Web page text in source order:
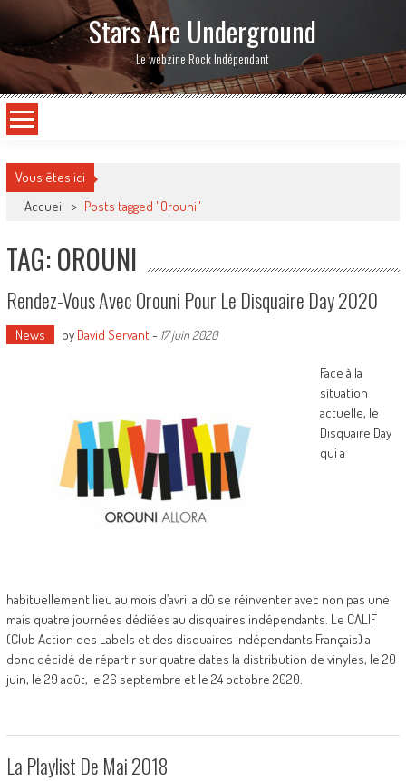
Stars Are Underground
Le webzine Rock Indépendant
Vous êtes ici
Accueil > Posts tagged "Orouni"
TAG: OROUNI
Rendez-Vous Avec Orouni Pour Le Disquaire Day 2020
News by David Servant- 17 juin 2020
Face à la
situation
actuelle, le
Disquaire Day
qui a
habituellement lieu au mois d’avril a dû se réinventer avec non pas une
mais quatre journées dédiées au disquaires indépendants. Le CALIF
(Club Action des Labels et des disquaires Indépendants Français) a
donc décidé de répartir sur quatre dates la distribution de vinyles, le 20
juin, le 29 août, le 26 septembre et le 24 octobre 2020.
La Playlist De Mai 2018